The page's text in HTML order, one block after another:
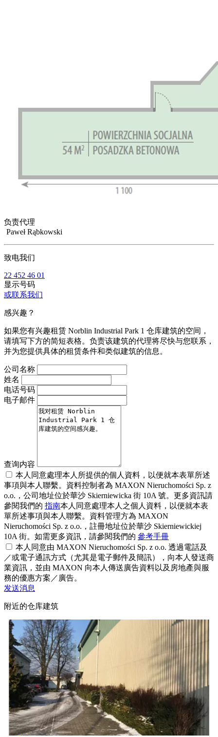
负责代理
Paweł Rąbkowski
致电我们
22 452 46 01
显示号码
或联系我们
感兴趣？
如果您有兴趣租赁 Norblin Industrial Park 1 仓库建筑的空间，
请填写下方的简短表格。负责该建筑的代理将尽快与您联系，
并为您提供具体的租赁条件和类似建筑的信息。
公司名称
姓名
电话号码
电子邮件
查询内容
本人同意處理本人所提供的個人資料，以便就本表單所述
事項與本人聯繫。資料控制者為 MAXON Nieruchomości Sp. z
o.o.，公司地址位於華沙 Skierniewicka 街 10A 號。更多資訊請
參閱我們的 指南本人同意處理本人之個人資料，以便就本表
單所述事項與本人聯繫。資料管理方為 MAXON
Nieruchomości Sp. z o.o.，註冊地址位於華沙 Skierniewickiej
10A 街。如需更多資訊，請參閱我們的 參考手冊
本人同意由 MAXON Nieruchomości Sp. z o.o. 透過電話及
／或電子通訊方式（尤其是電子郵件及簡訊），向本人發送商
業資訊，並由 MAXON 向本人傳送廣告資料以及房地產與服
務的優惠方案／廣告。
发送消息
附近的仓库建筑